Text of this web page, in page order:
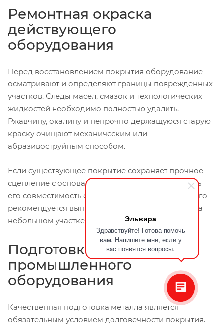
Эльвира
Здравствуйте! Готова помочь
вам. Напишите мне, если у
вас появятся вопросы.
Ремонтная окраска
действующего
оборудования
Перед восстановлением покрытия оборудование
осматривают и определяют границы поврежденных
участков. Следы масел, смазок и технологических
жидкостей необходимо полностью удалить.
Ржавчину, окалину и непрочно держащуюся старую
краску очищают механическим или
абразивоструйным способом.
Если существующее покрытие сохраняет прочное
сцепление с основанием, необходимо проверить
его совместимость с новым материалом. Для этого
рекомендуется выполнить пробное нанесение на
небольшом участке.
Подготовка поверхности
промышленного
оборудования
Качественная подготовка металла является
обязательным условием долговечности покрытия.